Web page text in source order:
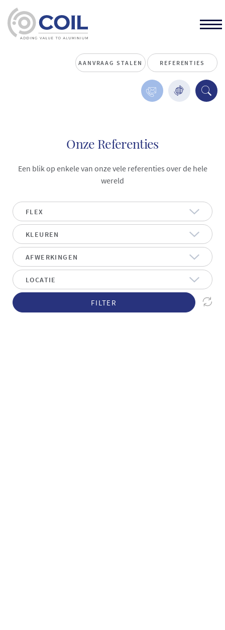
AANVRAAG STALEN REFERENTIES
Onze Referenties
Een blik op enkele van onze vele referenties over de hele
wereld
FILTER